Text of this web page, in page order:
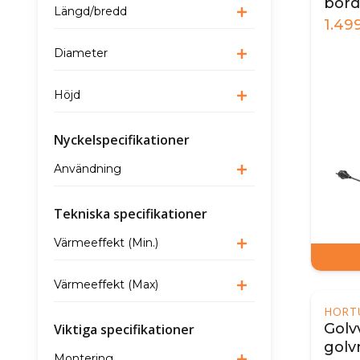
Längd/bredd
Diameter
Höjd
Nyckelspecifikationer
Användning
Tekniska specifikationer
Värmeeffekt (Min.)
Värmeeffekt (Max)
Viktiga specifikationer